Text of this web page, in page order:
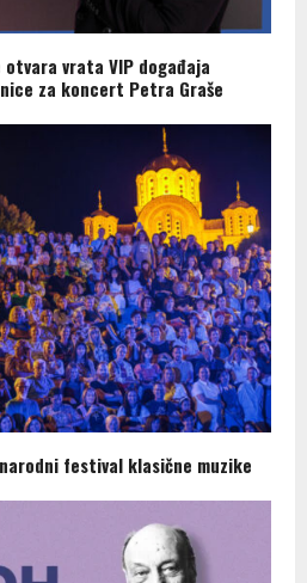
vrata VIP događaja
za koncert Petra Graše
festival klasične muzike